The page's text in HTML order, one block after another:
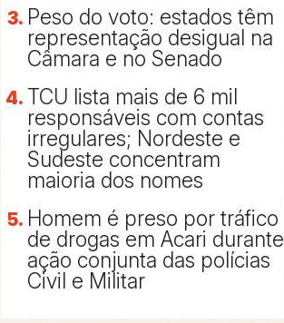
Peso do voto: estados têm
representação desigual na
Câmara e no Senado
TCU lista mais de 6 mil
responsáveis com contas
irregulares; Nordeste e
Sudeste concentram
maioria dos nomes
Homem é preso por tráfico
de drogas em Acari durante
ação conjunta das polícias
Civil e Militar